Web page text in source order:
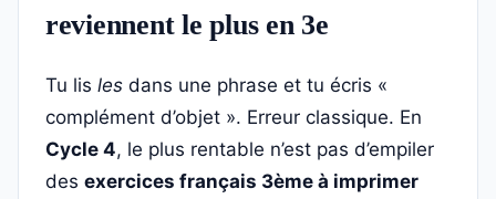
reviennent le plus en 3e
Tu lis les dans une phrase et tu écris «
complément d’objet ». Erreur classique. En
Cycle 4, le plus rentable n’est pas d’empiler
des exercices français 3ème à imprimer